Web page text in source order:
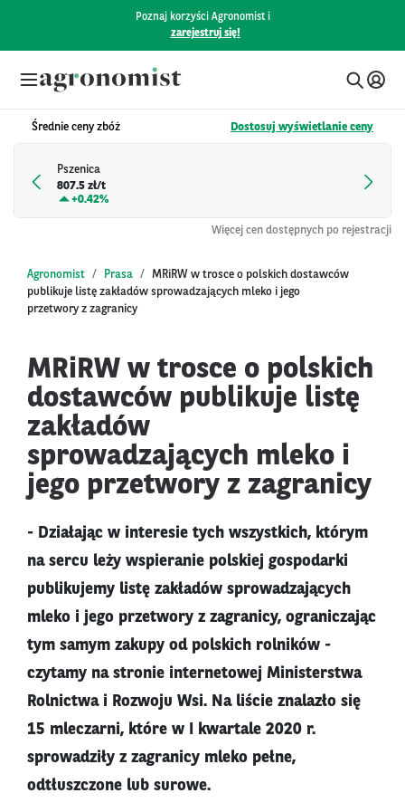
Poznaj korzyści Agronomist i
zarejestruj się!
Średnie ceny zbóż Dostosuj wyświetlanie ceny
Pszenica
807.5 zł/t
+0.42%
Więcej cen dostępnych po rejestracji
Agronomist Prasa
MRiRW w trosce o polskich dostawców
publikuje listę zakładów sprowadzających mleko i jego
przetwory z zagranicy
MRiRW w trosce o polskich
dostawców publikuje listę
zakładów
sprowadzających mleko i
jego przetwory z zagranicy
- Działając w interesie tych wszystkich, którym
na sercu leży wspieranie polskiej gospodarki
publikujemy listę zakładów sprowadzających
mleko i jego przetwory z zagranicy, ograniczając
tym samym zakupy od polskich rolników -
czytamy na stronie internetowej Ministerstwa
Rolnictwa i Rozwoju Wsi. Na liście znalazło się
15 mleczarni, które w I kwartale 2020 r.
sprowadziły z zagranicy mleko pełne,
odtłuszczone lub surowe.